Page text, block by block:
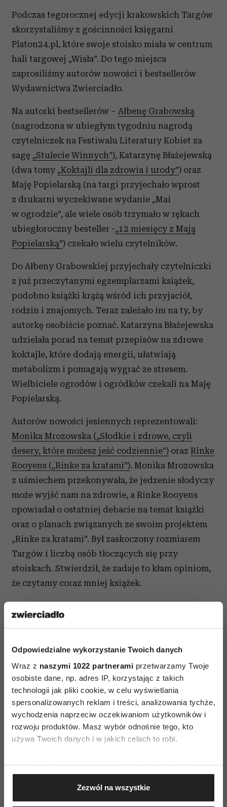
Odpowiedzialne wykorzystanie Twoich danych
Wraz z naszymi 1022 partnerami przetwarzamy Twoje
osobiste dane, np. adres IP, korzystając z takich
technologii jak pliki cookie, w celu wyświetlania
spersonalizowanych reklam i treści, analizowania tychże,
wychodzenia naprzeciw oczekiwaniom użytkowników i
rozwoju produktów. Masz wybór odnośnie tego, kto
używa Twoich danych i w jakich celach to robi.
Jeśli wyrazisz na to zgodę, chcielibyśmy również:
Gromadzić dane dotyczące Twojej lokalizacji
geograficznej z dokładnością nawet do kilku metrów
Identyfikować Twoje urządzenie, aktywnie
Zezwól na wszystkie
Podczas tegorocznej edycji krakowskich Targów
skorzystaliśmy z gościnności księgarni
Platon24.pl, które swoje stoisko miała w centrum
hali targowej „Wisła”. Do tego miejsca
zaprosiliśmy autorów nowości i bestsellerów
Wydawnictwa Zwierciadło.
Na autorki bestsellerów – Ałbenę Grabowską
(nagrodzona w ubiegłym tygodniu nagrodą
czytelniczek na Festiwalu Literatury Kobiet za
sagę „Stulecie Winnych”), Katarzynę Błażejewską
(dwa tomy „Koktajli dla zdrowia i urody”) oraz
Maję Popielarską (na targi przyjechało wprost
z drukarni wyczekiwane wydanie „Mai
w ogrodzie”, ale wiele osób trzymało w rękach
ubiegłoroczny besteller -„12 miesięcy z Mają
Popielarską”) czekało wielu czytelników.
Do Ałbeny Grabowskiej przyjechały czytelniczki
z już przeczytanymi egzemplarzami książek,
podobno książki krążą wśród ich przyjaciół,
rodzin i znajomych. Teraz zależało im na ty, by
autorkę osobiście poznać. Katarzyna Błażejewska
udzielała porad na temat przepisów na zdrowe
koktajle, które dodają energii, ułatwiają
metabolizm i pomagają wygrać ze stresem.
Wielbiciele ogrodów i ogródków czekali na Maję
Popielarską.
Autorów nowości jesiennych reprezentowali:
Monika Mrozowska („Słodkie i zdrowe, czyli
desery, które możesz jeść codziennie”) oraz Rinke
Rooyens („Rinke za kratami”). Monika Mrozowska
z uśmiechem przekonywała, że jedzenie słodyczy
może wyjść nam na zdrowie, a Rinke Rooyens
opowiadał o ostatniej debacie na temat książki
oraz o planach związanych ze swoim projektem
„Rinke za kratami”. Był zaskoczony rozmiarem
Targów i liczbą osób tłoczących się przy
stoiskach. Stwierdził, że zadaje to kłam opiniom,
że czytamy coraz mniej książek.
700 znakomitych autorów z kraju i zagranicy.